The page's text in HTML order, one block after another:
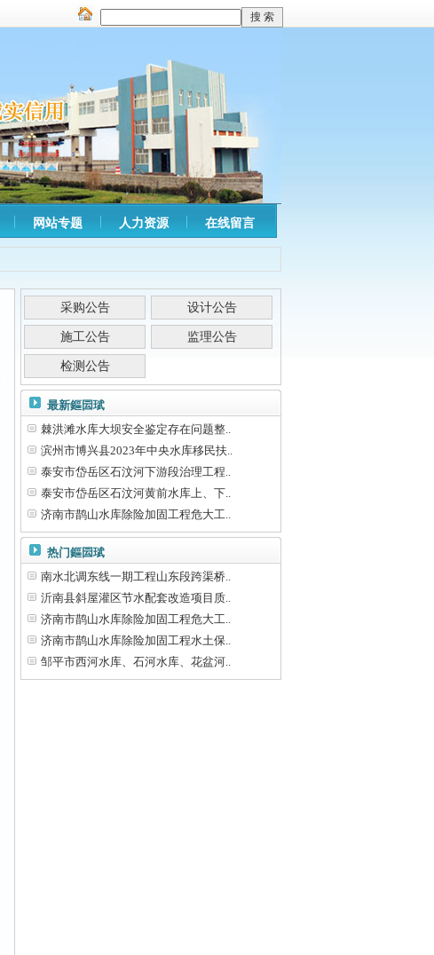
网站专题 人力资源 在线留言
采购公告 设计公告
施工公告 监理公告
检测公告
最新鏂囩珷
棘洪滩水库大坝安全鉴定存在问题整..
滨州市博兴县2023年中央水库移民扶..
泰安市岱岳区石汶河下游段治理工程..
泰安市岱岳区石汶河黄前水库上、下..
济南市鹊山水库除险加固工程危大工..
热门鏂囩珷
南水北调东线一期工程山东段跨渠桥..
沂南县斜屋灌区节水配套改造项目质..
济南市鹊山水库除险加固工程危大工..
济南市鹊山水库除险加固工程水土保..
邹平市西河水库、石河水库、花盆河..